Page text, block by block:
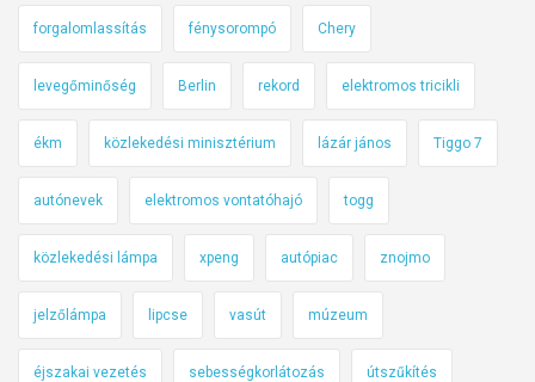
forgalomlassítás fénysorompó Chery
levegőminőség Berlin rekord elektromos tricikli
ékm közlekedési minisztérium lázár jános Tiggo 7
autónevek elektromos vontatóhajó togg
közlekedési lámpa xpeng autópiac znojmo
jelzőlámpa lipcse vasút múzeum
éjszakai vezetés sebességkorlátozás útszűkítés